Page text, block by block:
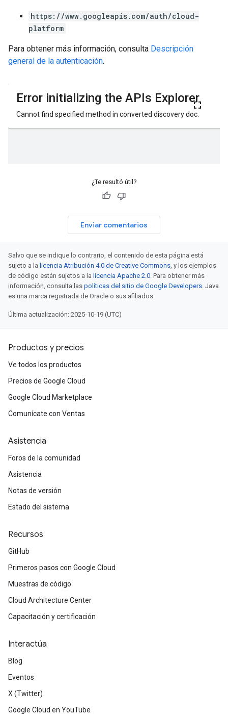
https://www.googleapis.com/auth/cloud-
platform
Para obtener más información, consulta Descripción
general de la autenticación.
¿Te resultó útil?
Enviar comentarios
Salvo que se indique lo contrario, el contenido de esta página está
sujeto a la licencia Atribución 4.0 de Creative Commons, y los ejemplos
de código están sujetos a la licencia Apache 2.0. Para obtener más
información, consulta las políticas del sitio de Google Developers. Java
es una marca registrada de Oracle o sus afiliados.
Última actualización: 2025-10-19 (UTC)
Productos y precios
Ve todos los productos
Precios de Google Cloud
Google Cloud Marketplace
Comunícate con Ventas
Asistencia
Foros de la comunidad
Asistencia
Notas de versión
Estado del sistema
Recursos
GitHub
Primeros pasos con Google Cloud
Muestras de código
Cloud Architecture Center
Capacitación y certificación
Interactúa
Blog
Eventos
X (Twitter)
Google Cloud en YouTube